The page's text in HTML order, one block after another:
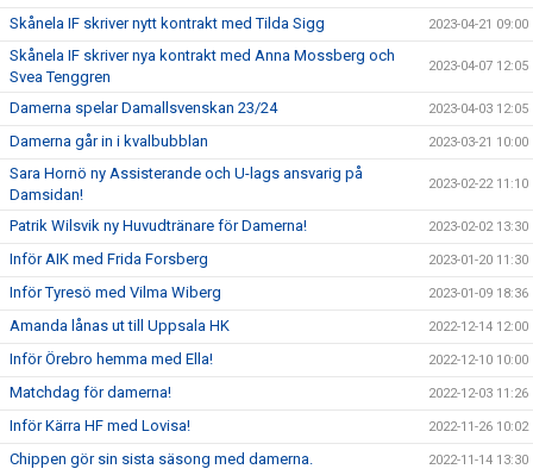
Skånela IF skriver nytt kontrakt med Tilda Sigg 2023-04-21 09:00
Skånela IF skriver nya kontrakt med Anna Mossberg och
Svea Tenggren
2023-04-07 12:05
Damerna spelar Damallsvenskan 23/24 2023-04-03 12:05
Damerna går in i kvalbubblan 2023-03-21 10:00
Sara Hornö ny Assisterande och U-lags ansvarig på
Damsidan!
2023-02-22 11:10
Patrik Wilsvik ny Huvudtränare för Damerna! 2023-02-02 13:30
Inför AIK med Frida Forsberg 2023-01-20 11:30
Inför Tyresö med Vilma Wiberg 2023-01-09 18:36
Amanda lånas ut till Uppsala HK 2022-12-14 12:00
Inför Örebro hemma med Ella! 2022-12-10 10:00
Matchdag för damerna! 2022-12-03 11:26
Inför Kärra HF med Lovisa! 2022-11-26 10:02
Chippen gör sin sista säsong med damerna. 2022-11-14 13:30